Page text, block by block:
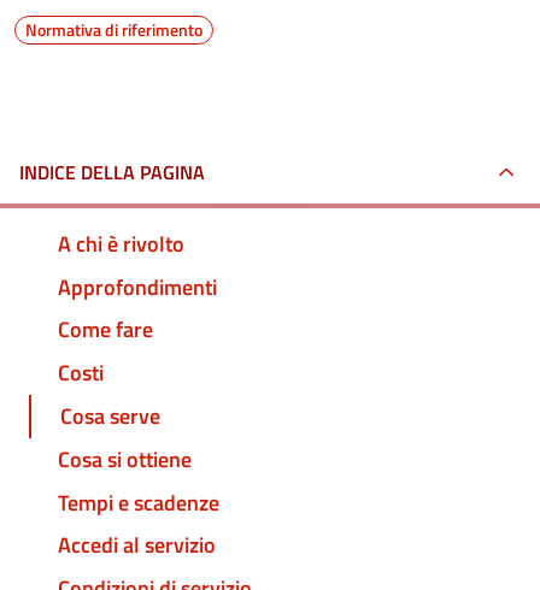
Normativa di riferimento
INDICE DELLA PAGINA
A chi è rivolto
Approfondimenti
Come fare
Costi
Cosa serve
Cosa si ottiene
Tempi e scadenze
Accedi al servizio